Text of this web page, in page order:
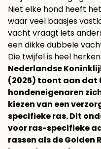
Niet elke hond heeft
waar veel baasjes
vacht vraagt iets
een dikke dubbele
Die twijfel is heel
Nederlandse
(2025) toont aan dat
hondeneigenaren
kiezen van een
specifieke ras. Dit
voor ras-specifieke
rassen als de Golden